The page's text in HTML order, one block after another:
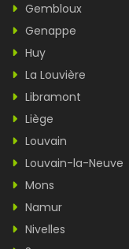
Gembloux
Genappe
Huy
La Louvière
Libramont
Liège
Louvain
Louvain-la-Neuve
Mons
Namur
Nivelles